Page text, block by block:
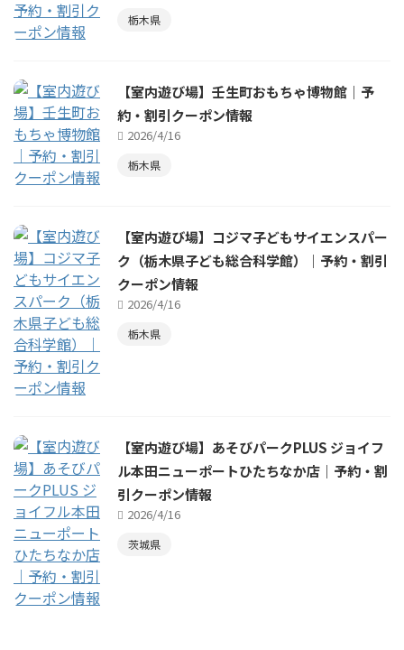
栃木県
【室内遊び場】壬生町おもちゃ博物館｜予
約・割引クーポン情報
2026/4/16
栃木県
【室内遊び場】コジマ子どもサイエンスパー
ク（栃木県子ども総合科学館）｜予約・割引
クーポン情報
2026/4/16
栃木県
【室内遊び場】あそびパークPLUS ジョイフ
ル本田ニューポートひたちなか店｜予約・割
引クーポン情報
2026/4/16
茨城県